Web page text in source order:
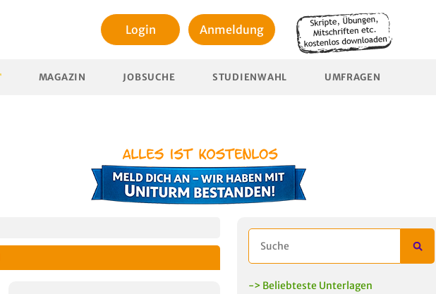
Login Anmeldung
MAGAZIN JOBSUCHE STUDIENWAHL UMFRAGEN
-> Beliebteste Unterlagen